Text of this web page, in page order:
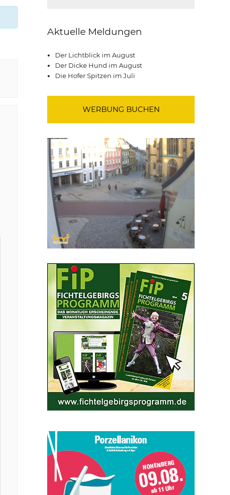
Aktuelle Meldungen
Der Lichtblick im August
Der Dicke Hund im August
Die Hofer Spitzen im Juli
WERBUNG BUCHEN